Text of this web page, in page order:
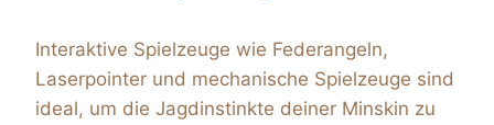
Interaktive Spielzeuge wie Federangeln,
Laserpointer und mechanische Spielzeuge sind
ideal, um die Jagdinstinkte deiner Minskin zu